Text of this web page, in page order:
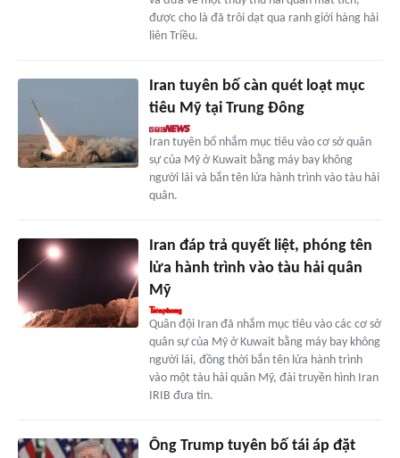
được cho là đã trôi dạt qua ranh giới hàng hải
liên Triều.
Iran tuyên bố càn quét loạt mục
tiêu Mỹ tại Trung Đông
Iran tuyên bố nhắm mục tiêu vào cơ sở quân
sự của Mỹ ở Kuwait bằng máy bay không
người lái và bắn tên lửa hành trình vào tàu hải
quân.
Iran đáp trả quyết liệt, phóng tên
lửa hành trình vào tàu hải quân
Mỹ
Quân đội Iran đã nhắm mục tiêu vào các cơ sở
quân sự của Mỹ ở Kuwait bằng máy bay không
người lái, đồng thời bắn tên lửa hành trình
vào một tàu hải quân Mỹ, đài truyền hình Iran
IRIB đưa tin.
Ông Trump tuyên bố tái áp đặt